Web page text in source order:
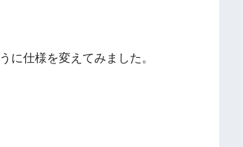
に仕様を変えてみました。